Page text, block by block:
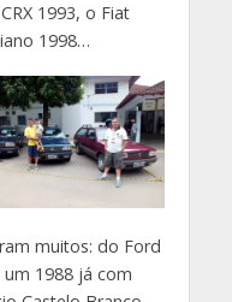
1993, o Fiat
1998…
muitos: do Ford
1988 já com